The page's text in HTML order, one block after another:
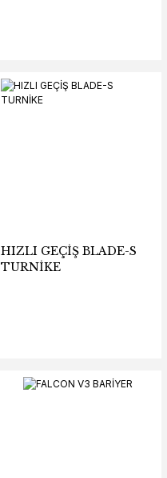
HIZLI GEÇİŞ BLADE-S
TURNİKE